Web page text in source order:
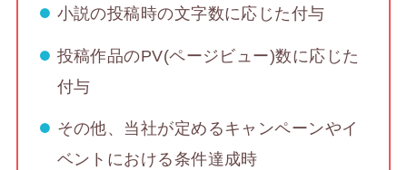
小説の投稿時の文字数に応じた付与
投稿作品のPV(ページビュー)数に応じた
付与
その他、当社が定めるキャンペーンやイ
ベントにおける条件達成時